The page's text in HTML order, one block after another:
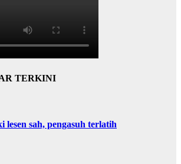
TERKINI
lesen sah, pengasuh terlatih